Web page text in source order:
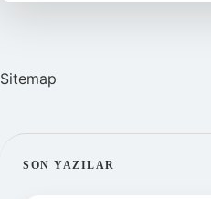
Sitemap
SIDEBAR
SON YAZILAR